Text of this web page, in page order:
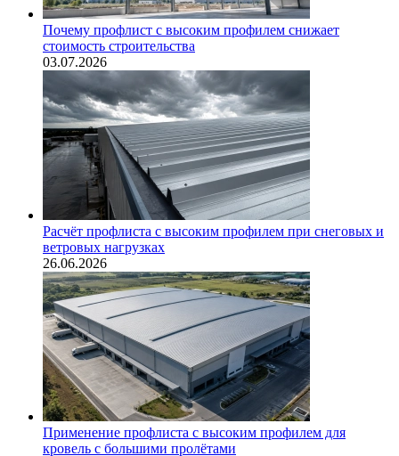
Почему профлист с высоким профилем снижает
стоимость строительства
03.07.2026
Расчёт профлиста с высоким профилем при снеговых и
ветровых нагрузках
26.06.2026
Применение профлиста с высоким профилем для
кровель с большими пролётами